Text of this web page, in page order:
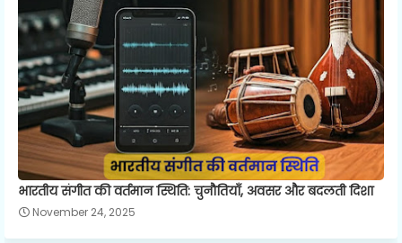
भारतीय संगीत की वर्तमान स्थिति: चुनौतियाँ, अवसर और बदलती दिशा
November 24, 2025